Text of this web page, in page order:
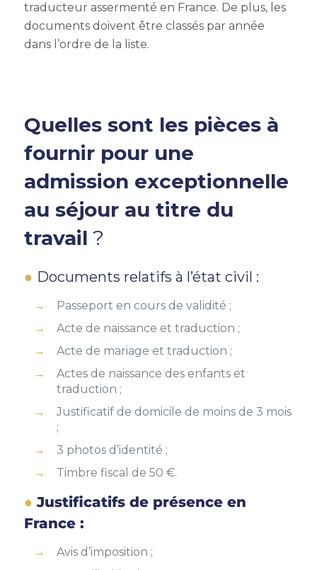
traducteur assermenté en France. De plus, l es
documents doivent être classés par année
dans l’ordre de la liste.
Quelles sont les pièces à
fournir pour une
admission exceptionnelle
au séjour au titre du
travail ?
Documents relatifs à l’état civil :
Passeport en cours de validité ;
Acte de naissance et traduction ;
Acte de mariage et traduction ;
Actes de naissance des enfants et
traduction ;
Justificatif de domicile de moins de 3 mois
;
3 photos d’identité ;
Timbre fiscal de 50 €.
Justificatifs de présence en
France :
Avis d’imposition ;